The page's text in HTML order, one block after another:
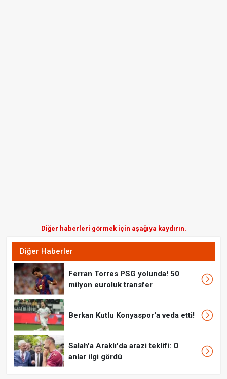
Diğer haberleri görmek için aşağıya kaydırın.
Diğer Haberler
Ferran Torres PSG yolunda! 50
milyon euroluk transfer
Berkan Kutlu Konyaspor'a veda etti!
Salah'a Araklı'da arazi teklifi: O
anlar ilgi gördü